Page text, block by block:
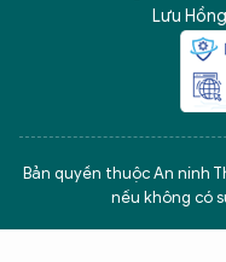
Lưu
Bản quyền thuộc An ninh
nếu không có
5 điểm nghẽn của Hà